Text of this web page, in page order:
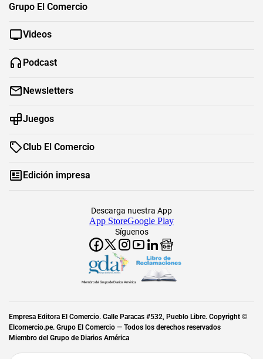
Grupo El Comercio
Videos
Podcast
Newsletters
Juegos
Club El Comercio
Edición impresa
Síguenos
Descarga nuestra App
App StoreGoogle Play
Miembro del Grupo de Diarios América
Empresa Editora El Comercio. Calle Paracas #532, Pueblo Libre. Copyright ©
Elcomercio.pe. Grupo El Comercio — Todos los derechos reservados
Miembro del Grupo de Diarios América